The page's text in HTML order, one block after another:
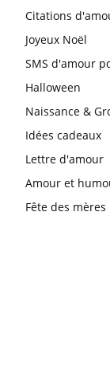
Citations
Joyeux Noël
SMS d'amour
Halloween
Naissance &
Idées cadeaux
Lettre d'amour
Amour et
Fête des mères